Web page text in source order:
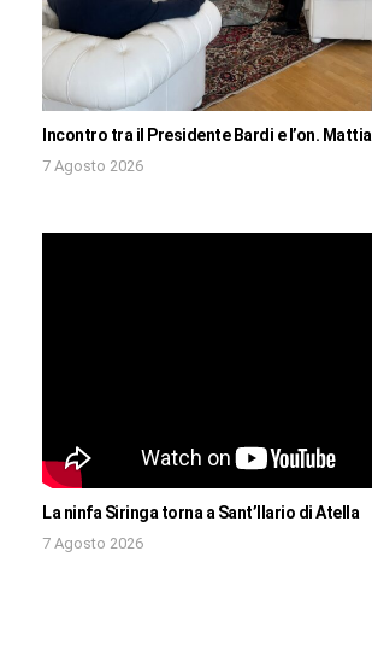
Incontro tra il Presidente Bardi e l’on. Mattia
7 Agosto 2026
La ninfa Siringa torna a Sant’Ilario di Atella
7 Agosto 2026